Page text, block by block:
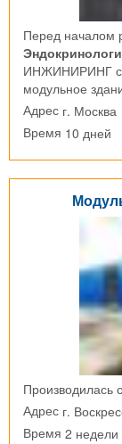
Перед началом
ИНЖИНИРИНГ
модульное
Адрес г. Москва
Время 10 дней
Производилась
Адрес г.
Время 2 недели